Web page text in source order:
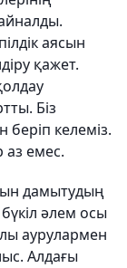
аясын
қажет.
Біз
беріп келеміз.
аз емес.
дамытудың
бүкіл әлем осы
аурулармен
Алдағы